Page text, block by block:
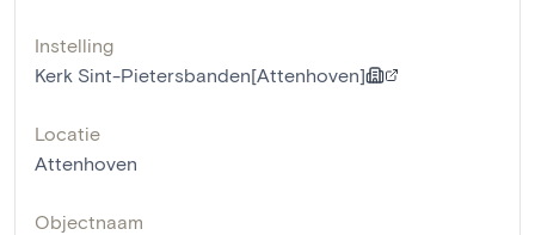
Instelling
Kerk Sint-Pietersbanden[Attenhoven]
Locatie
Attenhoven
Objectnaam